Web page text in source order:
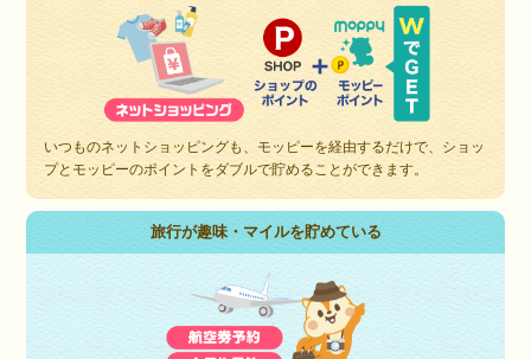
いつものネットショッピングも、モッピーを経由するだけで、ショッ
プとモッピーのポイントをダブルで貯めることができます。
旅行が趣味・マイルを貯めている